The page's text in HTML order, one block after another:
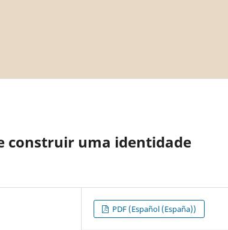
construir uma identidade
PDF (Español (España))